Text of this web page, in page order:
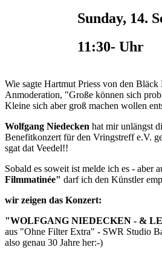
Sunday, 14.
11:30- Uhr
Wie sagte Hartmut Priess von den Bläck
Anmoderation, "Große können sich
Kleine sich aber groß machen wollen
Wolfgang Niedecken hat mir unlängst
Benefitkonzert für den Vringstreff e.V.
sgat dat Veedel!!
Sobald es soweit ist melde ich es - aber
Filmmatinée" darf ich den Künstler
wir zeigen das Konzert:
"WOLFGANG NIEDECKEN - &
aus "Ohne Filter Extra" - SWR Studio
also genau 30 Jahre her:-)